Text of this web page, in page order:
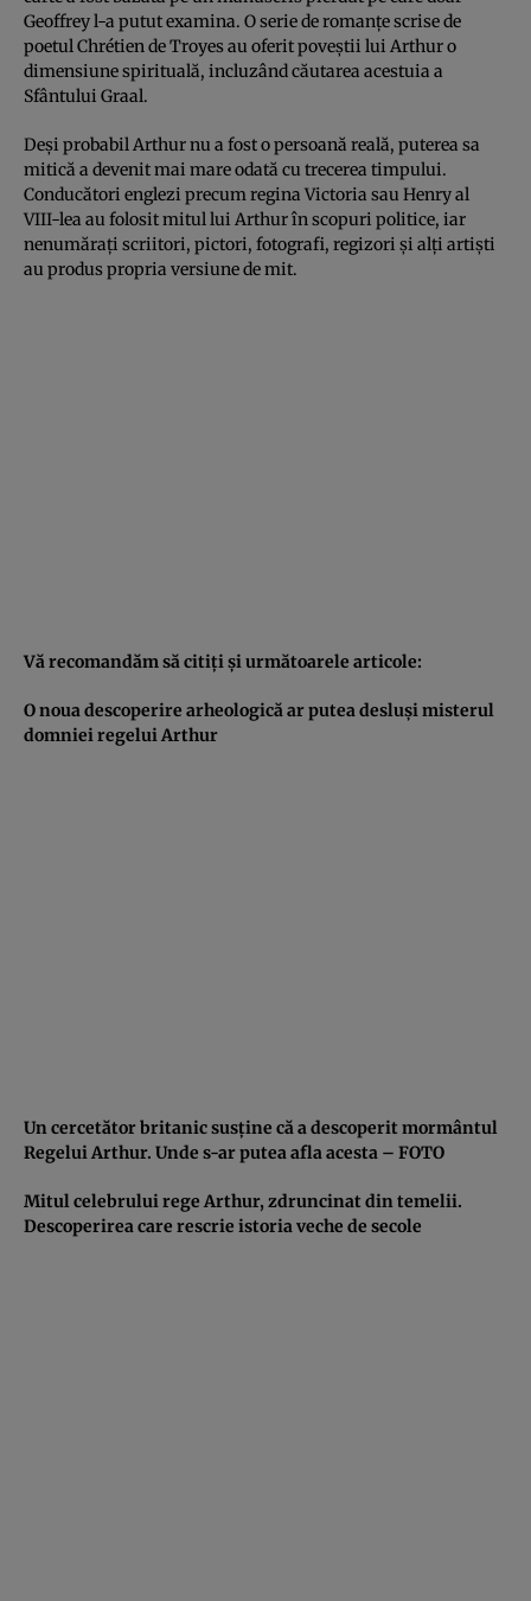
Geoffrey l-a putut examina. O serie de romanţe scrise de
poetul Chrétien de Troyes au oferit poveştii lui Arthur o
dimensiune spirituală, incluzând căutarea acestuia a
Sfântului Graal.
Deşi probabil Arthur nu a fost o persoană reală, puterea sa
mitică a devenit mai mare odată cu trecerea timpului.
Conducători englezi precum regina Victoria sau Henry al
VIII-lea au folosit mitul lui Arthur în scopuri politice, iar
nenumăraţi scriitori, pictori, fotografi, regizori şi alţi artişti
au produs propria versiune de mit.
Vă recomandăm să citiţi şi următoarele articole:
O noua descoperire arheologică ar putea desluşi misterul
domniei regelui Arthur
Un cercetător britanic susţine că a descoperit mormântul
Regelui Arthur. Unde s-ar putea afla acesta – FOTO
Mitul celebrului rege Arthur, zdruncinat din temelii.
Descoperirea care rescrie istoria veche de secole